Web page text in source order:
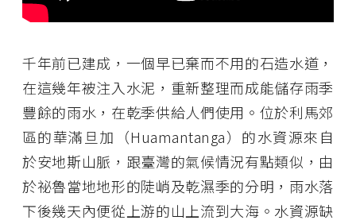
千年前已建成，一個早已棄而不用的石造水道，
在這幾年被注入水泥，重新整理而成能儲存雨季
豐餘的雨水，在乾季供給人們使用。位於利馬郊
區的華滿旦加（Huamantanga）的水資源來自
於安地斯山脈，跟臺灣的氣候情況有點類似，由
於祕魯當地地形的陡峭及乾濕季的分明，雨水落
下後幾天內便從上游的山上流到大海。水資源缺